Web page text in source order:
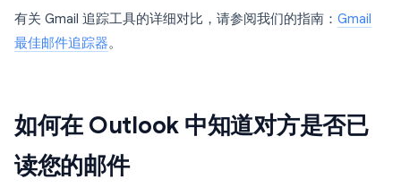
有关 Gmail 追踪工具的详细对比，请参阅我们的指南： Gmail
最佳邮件追踪器。
如何在 Outlook 中知道对方是否已
读您的邮件